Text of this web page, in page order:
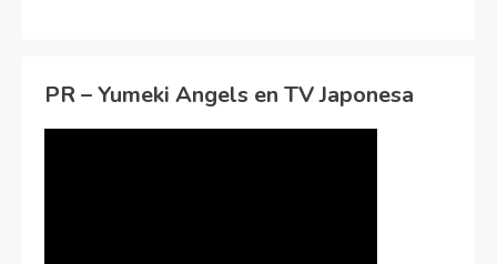
PR – Yumeki Angels en TV Japonesa